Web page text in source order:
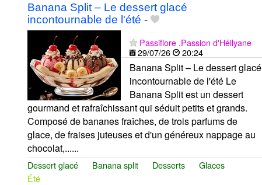
Banana Split – Le dessert glacé
incontournable de l'été -
Passiflore ,Passion d'Héllyane
29/07/26
20:24
Banana Split – Le dessert glacé
incontournable de l'été Le
Banana Split est un dessert
gourmand et rafraîchissant qui séduit petits et grands.
Composé de bananes fraîches, de trois parfums de
glace, de fraises juteuses et d'un généreux nappage au
chocolat,......
Dessert glacé Banana split Desserts
Glaces
Été